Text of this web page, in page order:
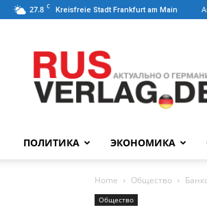
27.8 C Kreisfreie Stadt Frankfurt am Main
ПОЛИТИКА ЭКОНОМИКА
Home Общество
Общество